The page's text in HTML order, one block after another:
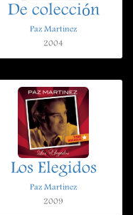
De colección
Paz Martinez
2004
Los Elegidos
Paz Martinez
2009